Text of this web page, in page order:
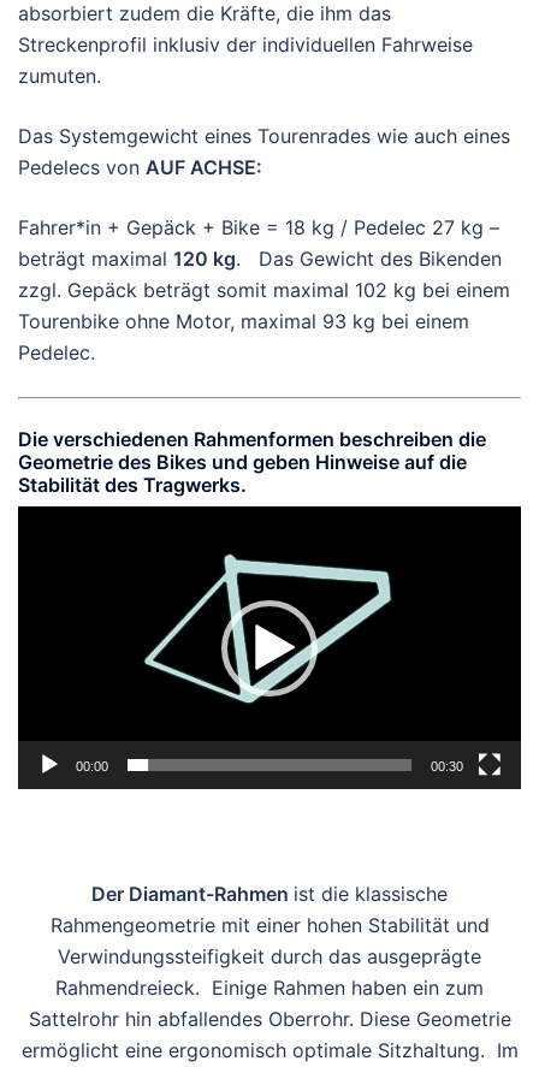
absorbiert zudem die Kräfte, die ihm das
Streckenprofil inklusiv der individuellen Fahrweise
zumuten.
Das Systemgewicht eines Tourenrades wie auch eines
Pedelecs von AUF ACHSE:
Fahrer*in + Gepäck + Bike = 18 kg / Pedelec 27 kg –
beträgt maximal 120 kg. Das Gewicht des Bikenden
zzgl. Gepäck beträgt somit maximal 102 kg bei einem
Tourenbike ohne Motor, maximal 93 kg bei einem
Pedelec.
Die verschiedenen Rahmenformen beschreiben die
Geometrie des Bikes und geben Hinweise auf die
Stabilität des Tragwerks.
00:00 00:30
Der Diamant-Rahmen ist die klassische
Rahmengeometrie mit einer hohen Stabilität und
Verwindungssteifigkeit durch das ausgeprägte
Rahmendreieck. Einige Rahmen haben ein zum
Sattelrohr hin abfallendes Oberrohr. Diese Geometrie
ermöglicht eine ergonomisch optimale Sitzhaltung. Im